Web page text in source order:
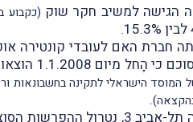
הגישה למשיב חקר שוק (כקבוע בתקנה 2 לתקנות מס הכנסה
הוצאות הביצוע לא תכלולנה
את תקן חשבונאות 24 של המוסד הישראלי
.